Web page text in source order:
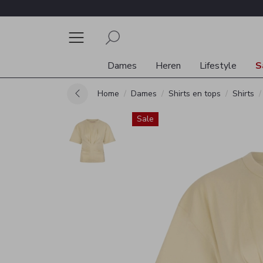
Dames Heren Lifestyle
Home Dames Shirts en tops Shirts
Sale